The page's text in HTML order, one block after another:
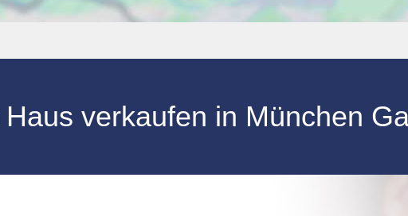
verkaufen in München